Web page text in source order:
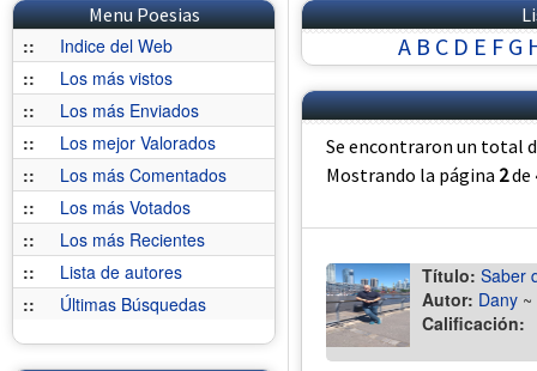
Menu Poesias
::
Indice del Web
::
Los más vistos
::
Los más Enviados
::
Los mejor Valorados
::
Los más Comentados
::
Los más Votados
::
Los más Recientes
::
Lista de autores
::
Últimas Búsquedas
A B C D E F G
Se encontraron un total
Mostrando la página 2de
Título: Saber
Autor: Dany ~
Calificación: